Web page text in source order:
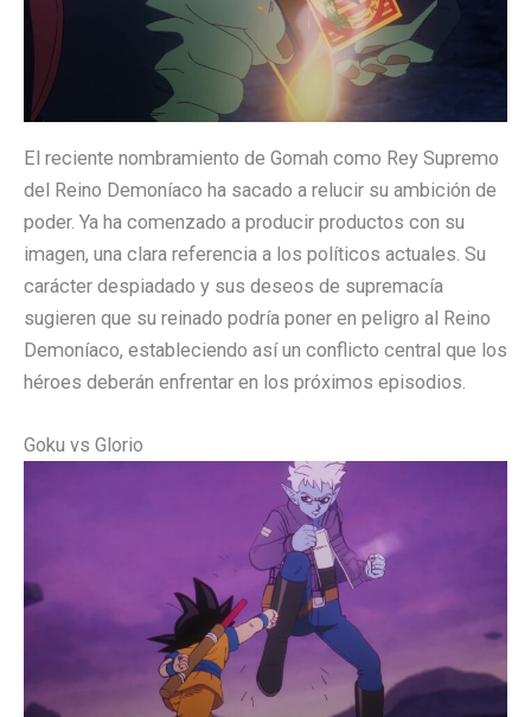
El reciente nombramiento de Gomah como Rey Supremo
del Reino Demoníaco ha sacado a relucir su ambición de
poder. Ya ha comenzado a producir productos con su
imagen, una clara referencia a los políticos actuales. Su
carácter despiadado y sus deseos de supremacía
sugieren que su reinado podría poner en peligro al Reino
Demoníaco, estableciendo así un conflicto central que los
héroes deberán enfrentar en los próximos episodios.
Goku vs Glorio